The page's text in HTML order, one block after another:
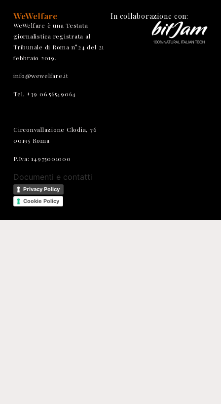
WeWelfare
WeWelfare è una Testata
giornalistica registrata al
Tribunale di Roma n°24 del 21
febbraio 2019.
info@wewelfare.it
Tel. +39 06 56549064
Circonvallazione Clodia, 76
00195 Roma
P.Iva: 14975001000
Documenti e contatti
Privacy Policy
Cookie Policy
In collaborazione con: